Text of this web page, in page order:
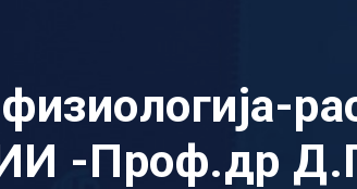
-Проф.др